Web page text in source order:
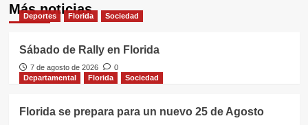
Más noticias
Deportes Florida Sociedad
Sábado de Rally en Florida
7 de agosto de 2026
0
Departamental
Florida Sociedad
Florida se prepara para un nuevo 25 de Agosto